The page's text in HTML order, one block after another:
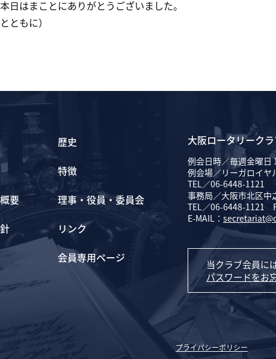
日はまことにありがとうございました。
ともに）
要
歴史
特徴
理事・役員・委員会
リンク
会員専用ページ
大阪ロータリーク
例会日時／毎週金曜日
例会場／リーガロイヤ
TEL／06-6448-1121
事務局／大阪市北区中
TEL／06-6448-1121
E-MAIL：
当クラブ会員に
パスワードをお
プライバシーポリシー